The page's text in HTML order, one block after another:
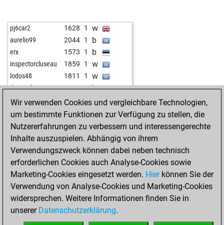
skamander 1464 1 w
pj6car2 1628 1 w
aurelio99 2044 1 b
erx 1573 1 b
inspectorcluseau 1859 1 w
lodos48 1811 1 w
der professor 1740 1 b
laihongmei 1615 1 w
proción 1430 1 b
rudl 1511 1 b
tahirovic 1808 w
der professor 1720 1 w
anton hennig 1793 1 b
zerrouki 1341 1 w
mausio 1455 r b
obrent03 1553 r w
obrent03 1564 1 b
b
Wir verwenden Cookies und vergleichbare Technologien,
um bestimmte Funktionen zur Verfügung zu stellen, die
Nutzererfahrungen zu verbessern und interessengerechte
Inhalte auszuspielen. Abhängig von ihrem
Verwendungszweck können dabei neben technisch
erforderlichen Cookies auch Analyse-Cookies sowie
Marketing-Cookies eingesetzt werden. Hierkönnen Sie der
Verwendung von Analyse-Cookies und Marketing-Cookies
widersprechen. Weitere Informationen finden Sie in
unserer Datenschutzerklärung.